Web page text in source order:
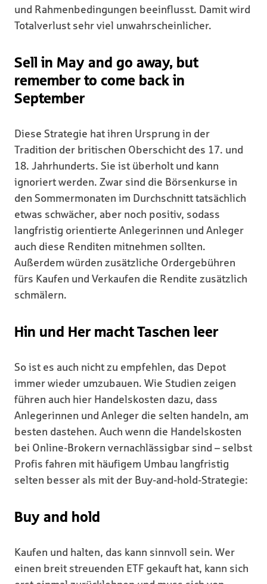
und Rahmenbedingungen beeinflusst. Damit wird
Totalverlust sehr viel unwahrscheinlicher.
Sell in May and go away, but
remember to come back in
September
Diese Strategie hat ihren Ursprung in der
Tradition der britischen Oberschicht des 17. und
18. Jahrhunderts. Sie ist überholt und kann
ignoriert werden. Zwar sind die Börsenkurse in
den Sommermonaten im Durchschnitt tatsächlich
etwas schwächer, aber noch positiv, sodass
langfristig orientierte Anlegerinnen und Anleger
auch diese Renditen mitnehmen sollten.
Außerdem würden zusätzliche Ordergebühren
fürs Kaufen und Verkaufen die Rendite zusätzlich
schmälern.
Hin und Her macht Taschen leer
So ist es auch nicht zu empfehlen, das Depot
immer wieder umzubauen. Wie Studien zeigen
führen auch hier Handelskosten dazu, dass
Anlegerinnen und Anleger die selten handeln, am
besten dastehen. Auch wenn die Handelskosten
bei Online-Brokern vernachlässigbar sind – selbst
Profis fahren mit häufigem Umbau langfristig
selten besser als mit der Buy-and-hold-Strategie:
Buy and hold
Kaufen und halten, das kann sinnvoll sein. Wer
einen breit streuenden ETF gekauft hat, kann sich